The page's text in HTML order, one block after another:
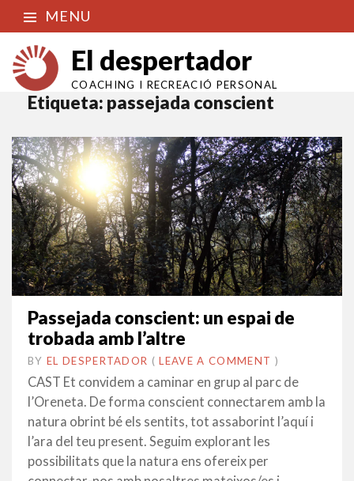
MENU
El despertador
COACHING I RECREACIÓ PERSONAL
Etiqueta: passejada conscient
Passejada conscient: un espai de
trobada amb l’altre
BY EL DESPERTADOR ON
3
NOVEMBRE
•(LEAVE A COMMENT )
CAST Et convidem a caminar en grup al parc de
l’Oreneta. De forma conscient connectarem amb la
natura obrint bé els sentits, tot assaborint l’aquí i
l’ara del teu present. Seguim explorant les
possibilitats que la natura ens ofereix per